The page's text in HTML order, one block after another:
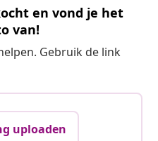
en vond je het
van!
Gebruik de link
uploaden